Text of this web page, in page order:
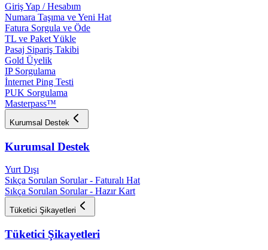
Giriş Yap / Hesabım
Numara Taşıma ve Yeni Hat
Fatura Sorgula ve Öde
TL ve Paket Yükle
Pasaj Sipariş Takibi
Gold Üyelik
IP Sorgulama
İnternet Ping Testi
PUK Sorgulama
Masterpass™
Kurumsal Destek
Kurumsal Destek
Yurt Dışı
Sıkça Sorulan Sorular - Faturalı Hat
Sıkça Sorulan Sorular - Hazır Kart
Tüketici Şikayetleri
Tüketici Şikayetleri